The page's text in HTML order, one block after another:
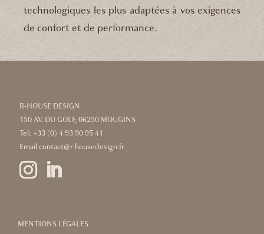
technologiques les plus adaptées à vos exigences
de confort et de performance.
R-HOUSE DESIGN
150 AV. DU GOLF, 06250 MOUGINS
Tel: +33 (0) 4 93 90 95 41
Email contact@r-housedesign.fr
MENTIONS LÉGALES